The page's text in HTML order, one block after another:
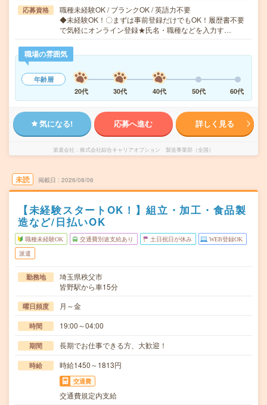
応募資格
職種未経験OK / ブランクOK / 英語力不要
◆未経験OK！〇まずは事前登録だけでもOK！履歴書不要
で気軽にオンライン登録★氏名・職種などを入力す…
職場の雰囲気
年齢層
20代
30代 40代 50代 60代
気になる! 応募へ進む 詳しく見る
派遣会社 株式会社綜合キャリアオプション 製造事業部（全国）
未読 掲載日 2026/08/06
【未経験スタートOK！】組立・加工・食品製
造など/日払いOK
職種未経験OK 交通費別途支給あり 土日祝日が休み WEB登録OK
派遣
勤務地
埼玉県秩父市
皆野駅から車15分
曜日頻度 月～金
時間 19:00～04:00
期間 長期でお仕事できる方、大歓迎！
時給 時給1450～1813円
交通費
交通費規定内支給